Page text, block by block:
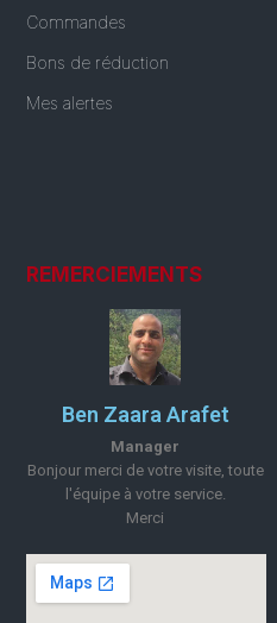
Commandes
Bons de réduction
Mes alertes
REMERCIEMENTS
Ben Zaara Arafet
Manager
Bonjour merci de votre visite, toute
l'équipe à votre service.
Merci